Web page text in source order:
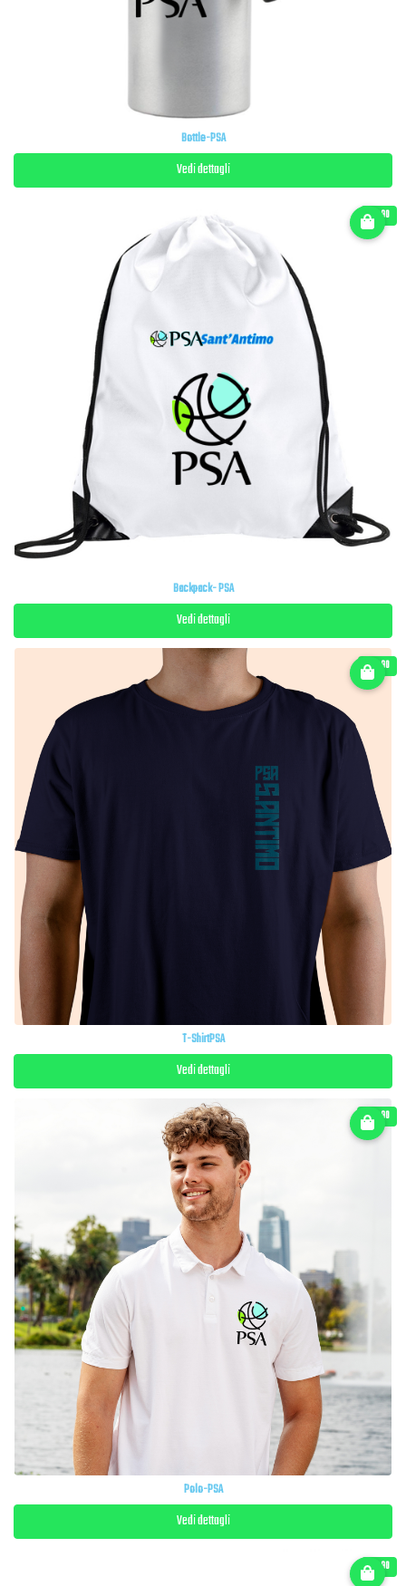
Bottle-PSA
Vedi dettagli
€ 9.90
Backpack- PSA
Vedi dettagli
€ 15.90
T-ShirtPSA
Vedi dettagli
€ 24.90
Polo-PSA
Vedi dettagli
€ 6.90